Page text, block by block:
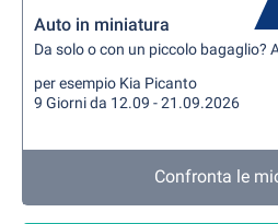
Auto in miniatura
Da solo o con un piccolo bagaglio?
per esempio Kia Picanto
9 Giorni da 12.09 - 21.09.2026
Confronta le